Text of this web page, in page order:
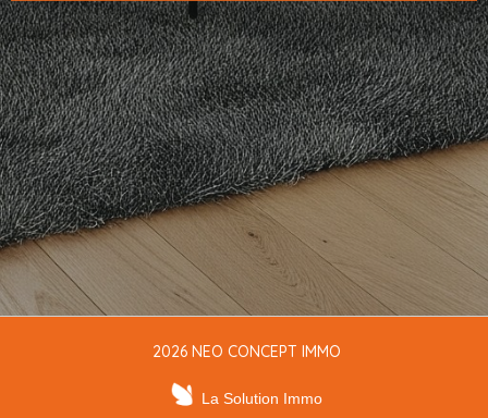
2026 NEO CONCEPT IMMO
La Solution Immo